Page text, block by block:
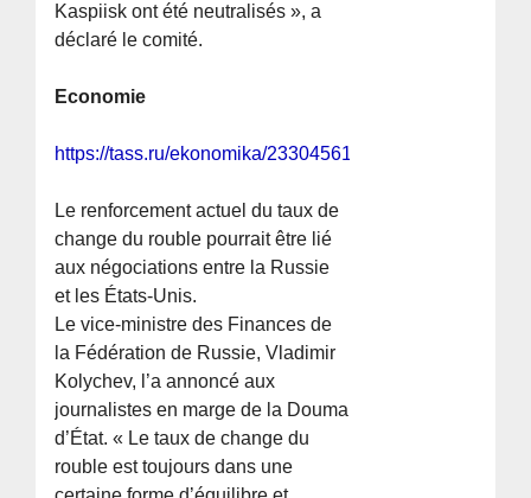
Kaspiisk ont été neutralisés », a
déclaré le comité.
Economie
https://tass.ru/ekonomika/23304561
Le renforcement actuel du taux de
change du rouble pourrait être lié
aux négociations entre la Russie
et les États-Unis.
Le vice-ministre des Finances de
la Fédération de Russie, Vladimir
Kolychev, l’a annoncé aux
journalistes en marge de la Douma
d’État. « Le taux de change du
rouble est toujours dans une